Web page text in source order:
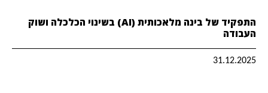
התפקיד של בינה מלאכותית (AI) בשינוי הכלכלה ושוק
העבודה
31.12.2025